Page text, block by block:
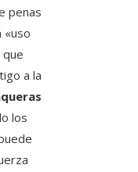
penas
«uso
a la
los